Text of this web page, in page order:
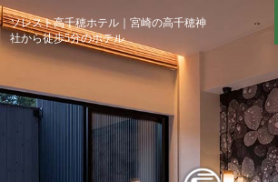
ソレスト高千穂ホテル｜宮崎の高千穂神
社から徒歩5分のホテル